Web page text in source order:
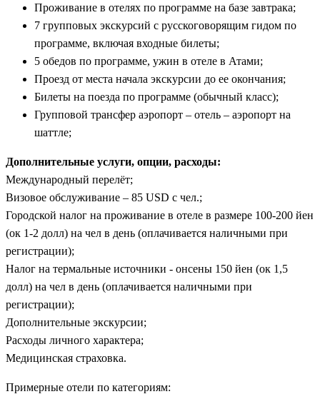
Проживание в отелях по программе на базе завтрака;
7 групповых экскурсий с русскоговорящим гидом по
программе, включая входные билеты;
5 обедов по программе, ужин в отеле в Атами;
Проезд от места начала экскурсии до ее окончания;
Билеты на поезда по программе (обычный класс);
Групповой трансфер аэропорт – отель – аэропорт на
шаттле;
Дополнительные услуги, опции, расходы:
Международный перелёт;
Визовое обслуживание – 85 USD с чел.;
Городской налог на проживание в отеле в размере 100-200 йен
(ок 1-2 долл) на чел в день (оплачивается наличными при
регистрации);
Налог на термальные источники - онсены 150 йен (ок 1,5
долл) на чел в день (оплачивается наличными при
регистрации);
Дополнительные экскурсии;
Расходы личного характера;
Медицинская страховка.
Примерные отели по категориям: